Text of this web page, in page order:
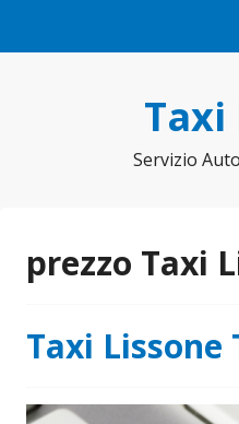
Taxi
Servizio
prezzo Taxi
Taxi Lissone